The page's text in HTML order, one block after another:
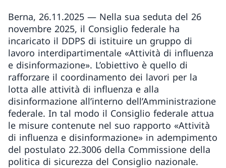
Berna, 26.11.2025 — Nella sua seduta del 26
novembre 2025, il Consiglio federale ha
incaricato il DDPS di istituire un gruppo di
lavoro interdipartimentale «Attività di influenza
e disinformazione». L’obiettivo è quello di
rafforzare il coordinamento dei lavori per la
lotta alle attività di influenza e alla
disinformazione all’interno dell’Amministrazione
federale. In tal modo il Consiglio federale attua
le misure contenute nel suo rapporto «Attività
di influenza e disinformazione» in adempimento
del postulato 22.3006 della Commissione della
politica di sicurezza del Consiglio nazionale.